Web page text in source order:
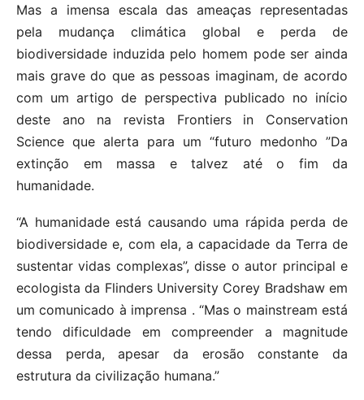
Mas a imensa escala das ameaças representadas
pela mudança climática global e perda de
biodiversidade induzida pelo homem pode ser ainda
mais grave do que as pessoas imaginam, de acordo
com um artigo de perspectiva publicado no início
deste ano na revista Frontiers in Conservation
Science que alerta para um “futuro medonho ”Da
extinção em massa e talvez até o fim da
humanidade.
“A humanidade está causando uma rápida perda de
biodiversidade e, com ela, a capacidade da Terra de
sustentar vidas complexas”, disse o autor principal e
ecologista da Flinders University Corey Bradshaw em
um comunicado à imprensa . “Mas o mainstream está
tendo dificuldade em compreender a magnitude
dessa perda, apesar da erosão constante da
estrutura da civilização humana.”